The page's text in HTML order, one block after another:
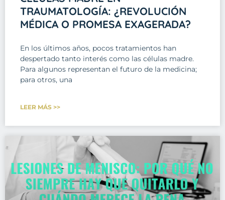
TRAUMATOLOGÍA: ¿REVOLUCIÓN
MÉDICA O PROMESA EXAGERADA?
En los últimos años, pocos tratamientos han
despertado tanto interés como las células madre.
Para algunos representan el futuro de la medicina;
para otros, una
LEER MÁS >>